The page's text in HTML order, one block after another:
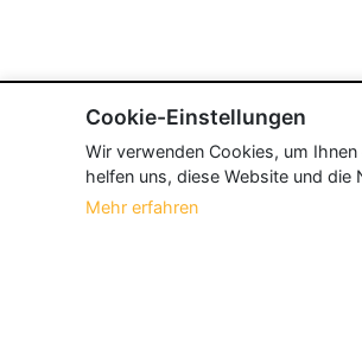
Cookie-Einstellungen
Wir verwenden Cookies, um
helfen uns, diese Website und
Mehr erfahren